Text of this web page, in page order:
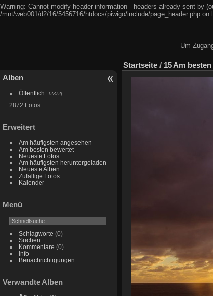
Warning: Cannot modify header information - headers already sent by
/mnt/web001/d2/16/5456716/htdocs/piwigo/include/page_header.php on
Um
Alben
Öffentlich 2872
2872 Fotos
Erweitert
Am häufigsten angesehen
Am besten bewertet
Neueste Fotos
Am häufigsten heruntergeladen
Neueste Alben
Zufällige Fotos
Kalender
Menü
Schlagworte (0)
Suchen
Kommentare (0)
Info
Benachrichtigungen
Verwandte Alben
Startseite / 15 Am